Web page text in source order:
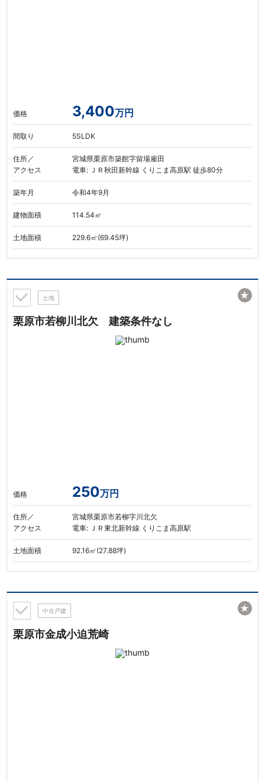
価格 3,400万円
間取り 5SLDK
住所／
アクセス
宮城県栗原市築館字留場雇田
電車: ＪＲ秋田新幹線 くりこま高原駅 徒歩80分
築年月 令和4年9月
建物面積 114.54㎡
土地面積 229.6㎡(69.45坪)
土地
栗原市若柳川北欠 建築条件なし
価格 250万円
住所／
アクセス
宮城県栗原市若柳字川北欠
電車: ＪＲ東北新幹線 くりこま高原駅
土地面積 92.16㎡(27.88坪)
★
中古戸建
栗原市金成小迫荒崎
★